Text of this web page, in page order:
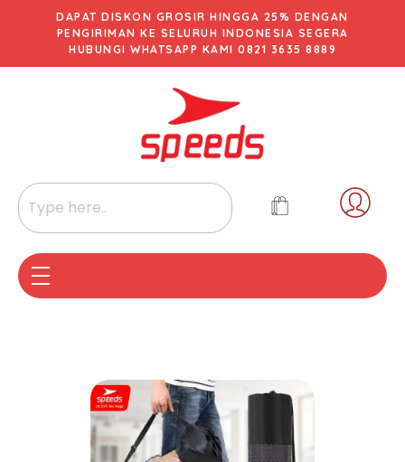
DAPAT DISKON GROSIR HINGGA 25% DENGAN
PENGIRIMAN KE SELURUH INDONESIA SEGERA
HUBUNGI WHATSAPP KAMI 0821 3635 8889